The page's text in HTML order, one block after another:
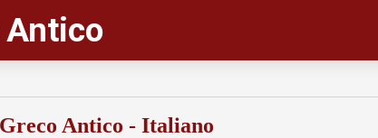
Antico
Antico - Italiano